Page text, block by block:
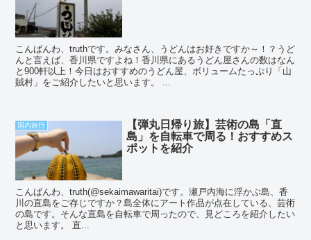
こんばんわ、truthです。みなさん、うどんはお好きですか～！？うど
んと言えば、香川県ですよね！香川県にあるうどん屋さんの数はなん
と900軒以上！今日はおすすめのうどん屋、ボリュームたっぷり「山
賊村」をご紹介したいと思います。 ...
国内旅行
【弾丸日帰り旅】芸術の島「直
島」を自転車で周る！おすすめス
ポットを紹介
こんばんわ、truth(@sekaimawaritai)です。瀬戸内海に浮かぶ島、香
川の直島をご存じですか？島全体にアート作品が点在している、芸術
の島です。そんな直島を自転車で周ったので、見どころを紹介したい
と思います。 直...